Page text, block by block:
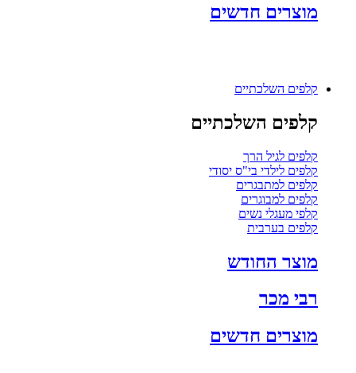
מוצרים חדשים
קלפים השלכתיים
קלפים השלכתיים
קלפים לגיל הרך
קלפים לילדי בי"ס יסודי
קלפים למתבגרים
קלפים למבוגרים
קלפי מעגלי נשים
קלפים בערבית
מוצר החודש
רבי מכר
מוצרים חדשים